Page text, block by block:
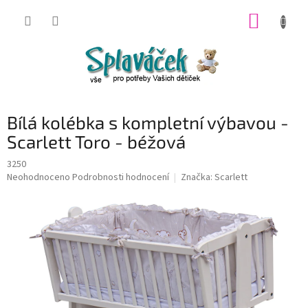
Bílá kolébka s kompletní výbavou -
Scarlett Toro - béžová
3250
Průměrné
hvězdiček.
Neohodnoceno Podrobnosti hodnocení Značka: Scarlett